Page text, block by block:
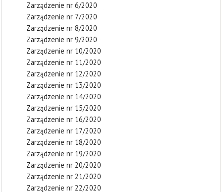
Zarządzenie nr 6/2020
Zarządzenie nr 7/2020
Zarządzenie nr 8/2020
Zarządzenie nr 9/2020
Zarządzenie nr 10/2020
Zarządzenie nr 11/2020
Zarządzenie nr 12/2020
Zarządzenie nr 13/2020
Zarządzenie nr 14/2020
Zarządzenie nr 15/2020
Zarządzenie nr 16/2020
Zarządzenie nr 17/2020
Zarządzenie nr 18/2020
Zarządzenie nr 19/2020
Zarządzenie nr 20/2020
Zarządzenie nr 21/2020
Zarządzenie nr 22/2020